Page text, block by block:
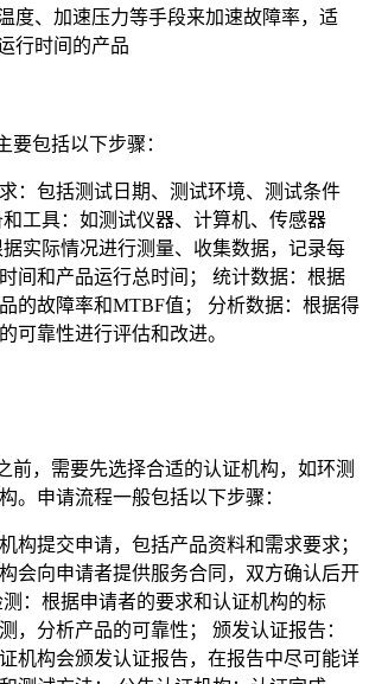
度、加速压力等手段来加速故障率，适
行时间的产品
要包括以下步骤：
：包括测试日期、测试环境、测试条件
工具：如测试仪器、计算机、传感器
实际情况进行测量、收集数据，记录每
间和产品运行总时间； 统计数据：根据
的故障率和MTBF值； 分析数据：根据得
可靠性进行评估和改进。
前，需要先选择合适的认证机构，如环测
。申请流程一般包括以下步骤：
构提交申请，包括产品资料和需求要求；
会向申请者提供服务合同，双方确认后开
：根据申请者的要求和认证机构的标
，分析产品的可靠性； 颁发认证报告：
机构会颁发认证报告，在报告中尽可能详